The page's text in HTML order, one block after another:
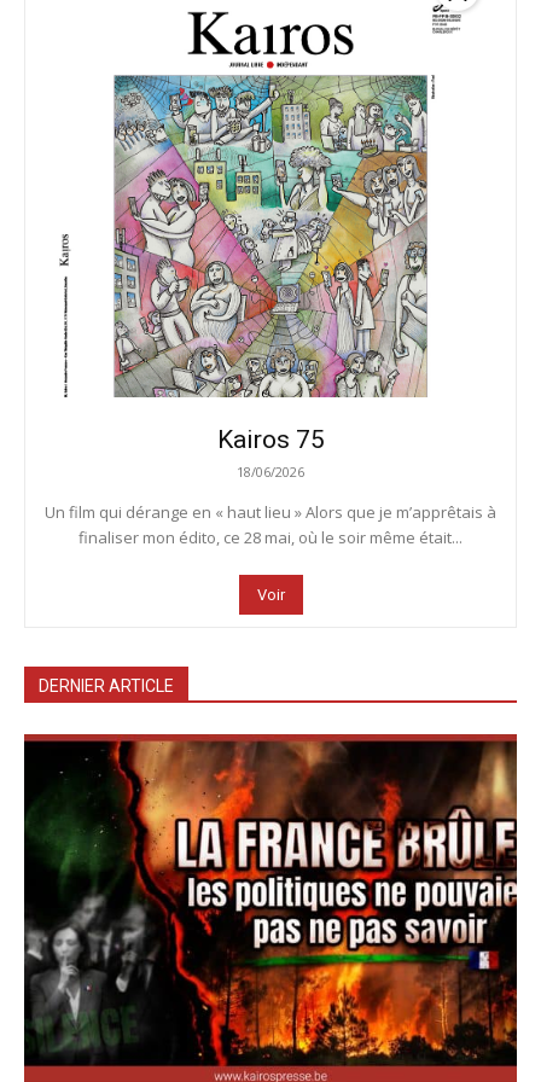
Kairos 75
18/06/2026
Un film qui dérange en « haut lieu » Alors que je m’apprêtais à
finaliser mon édito, ce 28 mai, où le soir même était...
Voir
DERNIER ARTICLE